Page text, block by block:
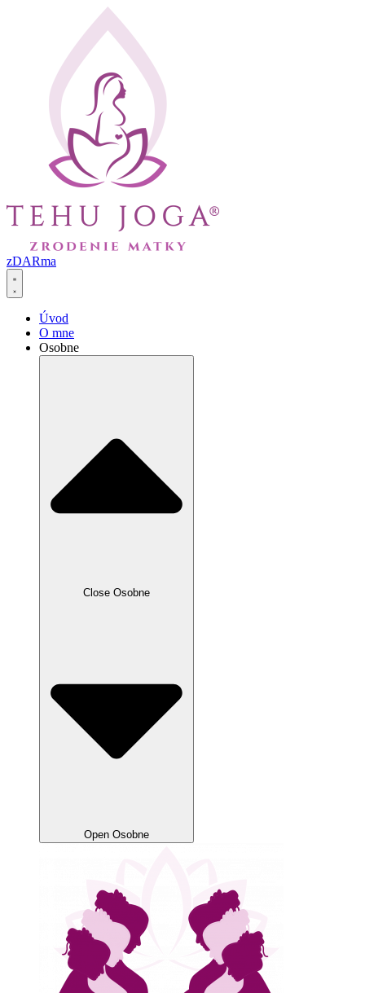
zDARma
Úvod
O mne
Osobne
Close Osobne
Open Osobne